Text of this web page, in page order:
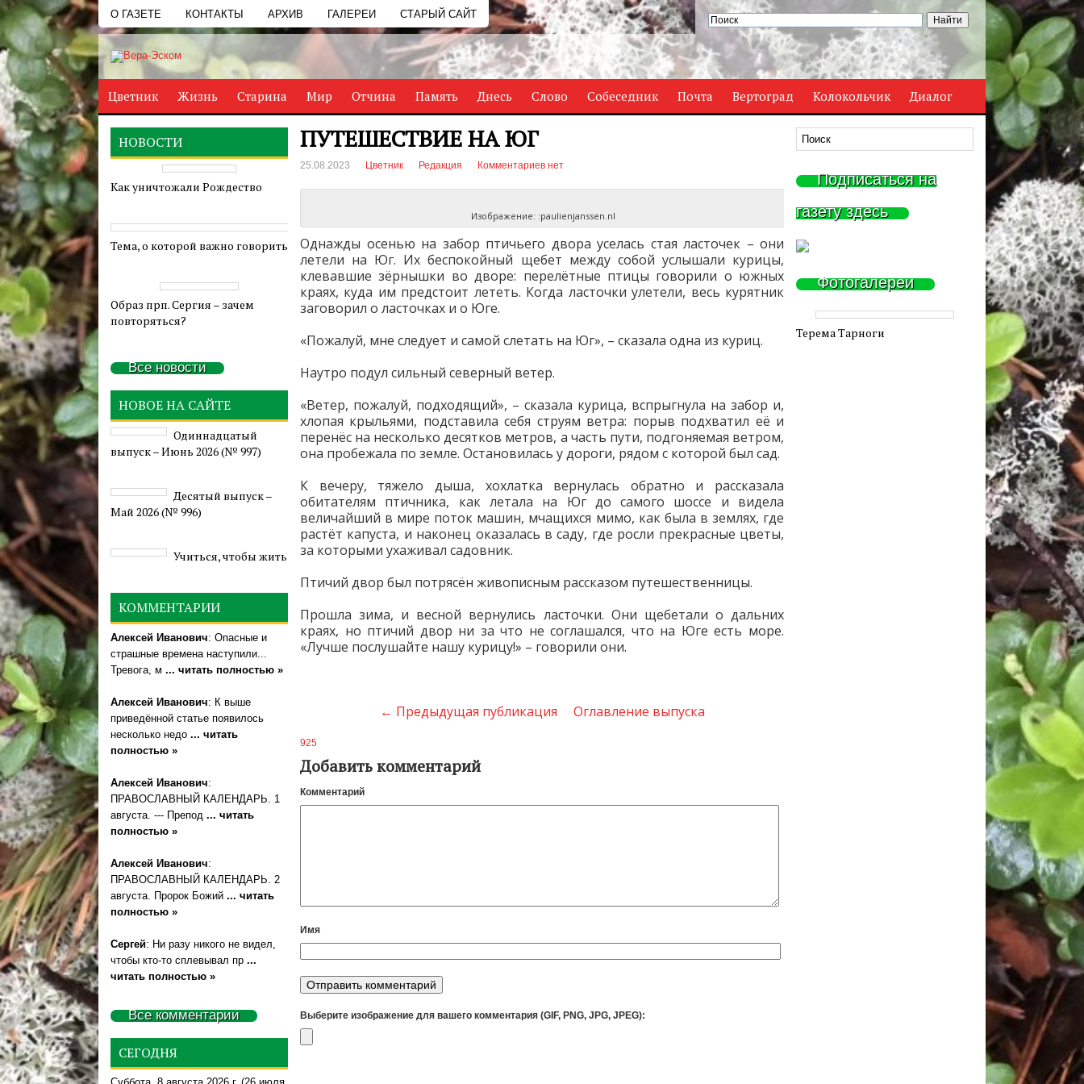
О ГАЗЕТЕ КОНТАКТЫ АРХИВ ГАЛЕРЕИ СТАРЫЙ САЙТ
Цветник Жизнь Старина Мир Отчина Память Днесь Слово Собеседник Почта Вертоград Колокольчик Диалог
ПУТЕШЕСТВИЕ НА ЮГ
25.08.2023 Цветник Редакция Комментариев нет
Изображение: :paulienjanssen.nl
Однажды осенью на забор птичьего двора уселась стая ласточек – они
летели на Юг. Их беспокойный щебет между собой услышали курицы,
клевавшие зёрнышки во дворе: перелётные птицы говорили о южных
краях, куда им предстоит лететь. Когда ласточки улетели, весь курятник
заговорил о ласточках и о Юге.
«Пожалуй, мне следует и самой слетать на Юг», – сказала одна из куриц.
Наутро подул сильный северный ветер.
«Ветер, пожалуй, подходящий», – сказала курица, вспрыгнула на забор и,
хлопая крыльями, подставила себя струям ветра: порыв подхватил её и
перенёс на несколько десятков метров, а часть пути, подгоняемая ветром,
она пробежала по земле. Остановилась у дороги, рядом с которой был сад.
К вечеру, тяжело дыша, хохлатка вернулась обратно и рассказала
обитателям птичника, как летала на Юг до самого шоссе и видела
величайший в мире поток машин, мчащихся мимо, как была в землях, где
растёт капуста, и наконец оказалась в саду, где росли прекрасные цветы,
за которыми ухаживал садовник.
Птичий двор был потрясён живописным рассказом путешественницы.
Прошла зима, и весной вернулись ласточки. Они щебетали о дальних
краях, но птичий двор ни за что не соглашался, что на Юге есть море.
«Лучше послушайте нашу курицу!» – говорили они.
← Предыдущая публикация Оглавление выпуска
925
Добавить комментарий
Комментарий
Имя
Выберите изображение для вашего комментария (GIF, PNG, JPG, JPEG):
НОВОСТИ
Как уничтожали Рождество
Тема, о которой важно говорить
Образ прп. Сергия – зачем
повторяться?
Все новости
НОВОЕ НА САЙТЕ
Одиннадцатый
выпуск – Июнь 2026 (№ 997)
Деcятый выпуск –
Май 2026 (№ 996)
Учиться, чтобы жить
КОММЕНТАРИИ
Алексей Иванович: Опасные и
страшные времена наступили...
Тревога, м ... читать полностью »
Алексей Иванович: К выше
приведённой статье появилось
несколько недо ... читать
полностью »
Алексей Иванович:
ПРАВОСЛАВНЫЙ КАЛЕНДАРЬ. 1
августа. --- Препод ... читать
полностью »
Алексей Иванович:
ПРАВОСЛАВНЫЙ КАЛЕНДАРЬ. 2
августа. Пророк Божий ... читать
полностью »
Сергей: Ни разу никого не видел,
чтобы кто-то сплевывал пр ...
читать полностью »
Все комментарии
СЕГОДНЯ
Подписаться на
газету здесь
Фотогалереи
Терема Тарноги